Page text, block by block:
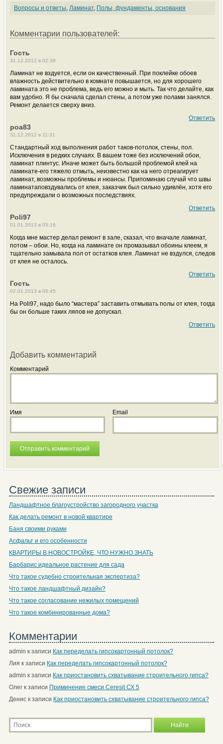
Вопросы и ответы, Ламинат, Полы, фундаменты, основания
Комментарии пользователей:
Гость
31.12.2012 в 02:38
Ламинат не вздуется, если он качественный. При поклейке обоев
влажность действительно в комнате повышается, но для хорошего
ламината это не проблема, ведь его можно и мыть. Так что делайте, как
вам удобно. Я бы сначала сделал стены, а потом уже полами занялся.
Ремонт делается сверху вниз.
Ответить
poa83
31.12.2012 в 11:31
Стандартный ход выполнения работ таков-потолок, стены, пол.
Исключения в редких случаях. В вашем тоже без исключений обои,
ламинат плинтус. Иначе может быть большой проблемой клей на
ламинате-его тяжело отмыть, неизвестно как на него отреагирует
ламинат, возможны проблемы и нюансы. Припоминаю случай что швы
ламинатаповздувались от клея, заказчик был сильно удивлён, хотя его
предупреждали о возможных последствиях.
Ответить
Poli97
01.01.2013 в 05:16
Когда мне мастер делал ремонт в зале, сказал, что вначале ламинат,
потом – обои. Но, когда на ламинате он промазывал обоины клеем, я
тщательно замывала пол от остатков клея. Ламинат не вздулся, следов
от клея не осталось.
Ответить
Гость
02.01.2013 в 06:45
На Poli97, надо было “мастера” заставить отмывать полы от клея, тогда
бы он больше таких ляпов не допускал.
Ответить
Добавить комментарий
Комментарий
Имя Email
Свежие записи
Ландшафтное благоустройство загородного участка
Как делать ремонт в новой квартире
Баня своими руками
Асфальт и его особенности
КВАРТИРЫ В НОВОСТРОЙКЕ, ЧТО НУЖНО ЗНАТЬ
Барбарис идеальное растение для сада
Что такое судебно строительная экспертиза?
Что такое ландшафтный дизайн?
Что такое согласование нежилых помещений
Что такое комбинированные дома?
Комментарии
admin к записи Как переделать гипсокартонный потолок?
Лия к записи Как переделать гипсокартонный потолок?
admin к записи Как приостановить схватывание строительного гипса?
Олегк записи Приминение смеси Ceresit СХ 5
Дениск записи Как приостановить схватывание строительного гипса?